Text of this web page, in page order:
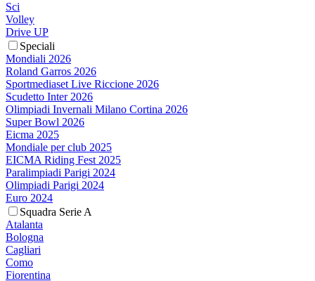
Sci
Volley
Drive UP
Speciali
Mondiali 2026
Roland Garros 2026
Sportmediaset Live Riccione 2026
Scudetto Inter 2026
Olimpiadi Invernali Milano Cortina 2026
Super Bowl 2026
Eicma 2025
Mondiale per club 2025
EICMA Riding Fest 2025
Paralimpiadi Parigi 2024
Olimpiadi Parigi 2024
Euro 2024
Squadra Serie A
Atalanta
Bologna
Cagliari
Como
Fiorentina